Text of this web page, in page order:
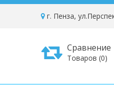
г. Пенза,
Сравнение
Товаров (0)